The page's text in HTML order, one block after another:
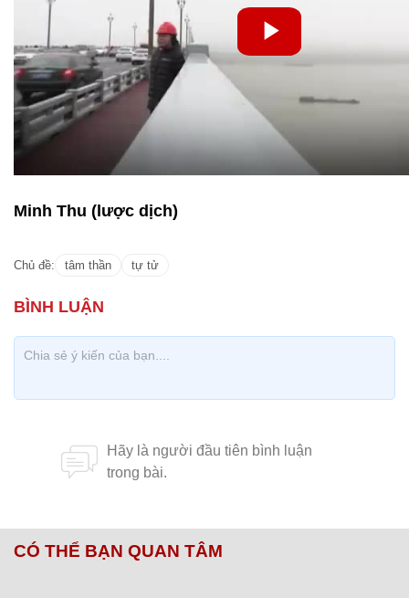
Minh Thu (lược dịch)
Chủ đề: tâm thần tự tử
CÓ THỂ BẠN QUAN TÂM